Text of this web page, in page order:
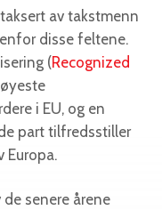
av takstmenn
disse feltene.
(Recognized
i EU, og en
part tilfredsstiller
Europa.
senere årene